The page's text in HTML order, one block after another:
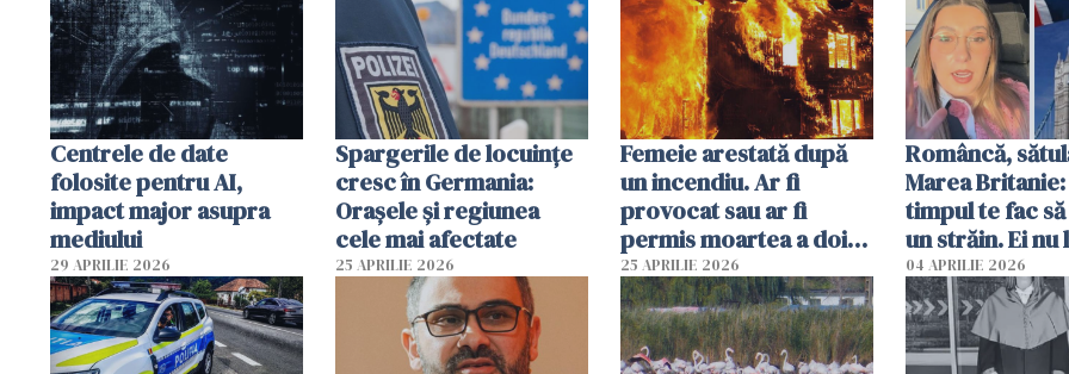
Centrele de date
folosite pentru AI,
impact major asupra
mediului
29 APRILIE 2026
Spargerile de locuințe
cresc în Germania:
Orașele și regiunea
cele mai afectate
25 APRILIE 2026
Femeie arestată după
un incendiu. Ar fi
provocat sau ar fi
permis moartea a doi
copii de 1 an și 3 ani
25 APRILIE 2026
Româncă,
Marea
timpul te fac
un străin. Ei nu
ca noi. În
oamenii sunt
04 APRILIE 2026